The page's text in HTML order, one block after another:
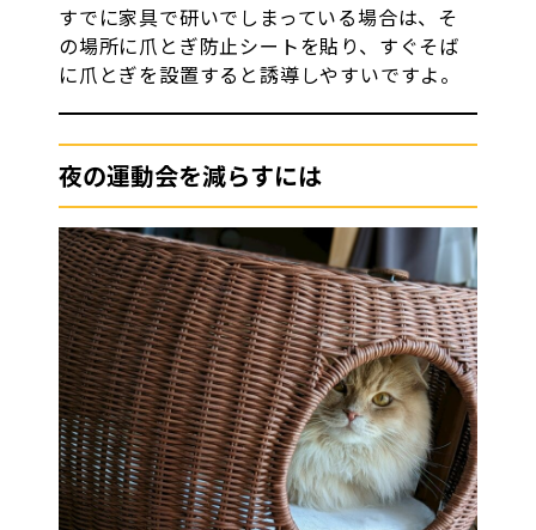
すでに家具で研いでしまっている場合は、そ
の場所に爪とぎ防止シートを貼り、すぐそば
に爪とぎを設置すると誘導しやすいですよ。
夜の運動会を減らすには